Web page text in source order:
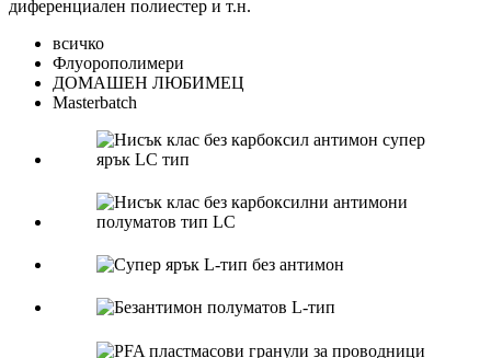
диференциален полиестер и т.н.
всичко
Флуорополимери
ДОМАШЕН ЛЮБИМЕЦ
Masterbatch